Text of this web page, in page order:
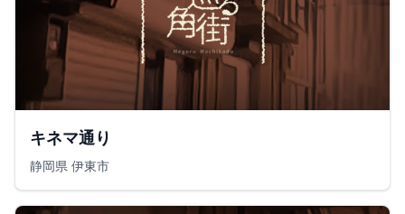
キネマ通り
静岡県 伊東市